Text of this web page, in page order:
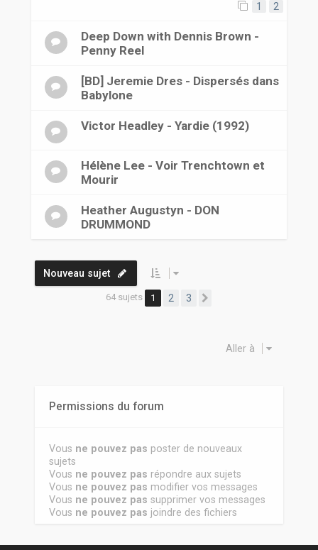
1 2
Deep Down with Dennis Brown -
Penny Reel
[BD] Jeremie Dres - Dispersés dans
Babylone
Victor Headley - Yardie (1992)
Hélène Lee - Voir Trenchtown et
Mourir
Heather Augustyn - DON
DRUMMOND
Nouveau sujet
64 sujets 1 2 3
Aller à
Permissions du forum
Vous ne pouvez pas poster de nouveaux
sujets
Vous ne pouvez pas répondre aux sujets
Vous ne pouvez pas modifier vos messages
Vous ne pouvez pas supprimer vos messages
Vous ne pouvez pas joindre des fichiers